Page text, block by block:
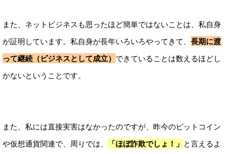
また、ネットビジネスも思ったほど簡単ではないことは、私自身
が証明しています。私自身が長年いろいろやってきて、 長期に渡
って継続（ビジネスとして成立） できていることは数えるほどし
かないということです。
また、私には直接実害はなかったのですが、昨今のビットコイン
や仮想通貨関連で、周りでは、
「ほぼ詐欺でしょ！」 と言えるよ